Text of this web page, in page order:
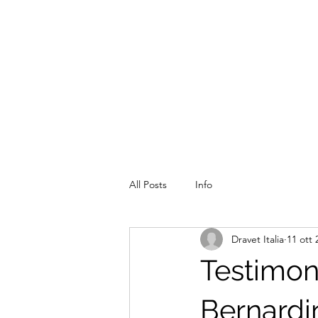
All Posts Info
Dravet Italia 11 ott